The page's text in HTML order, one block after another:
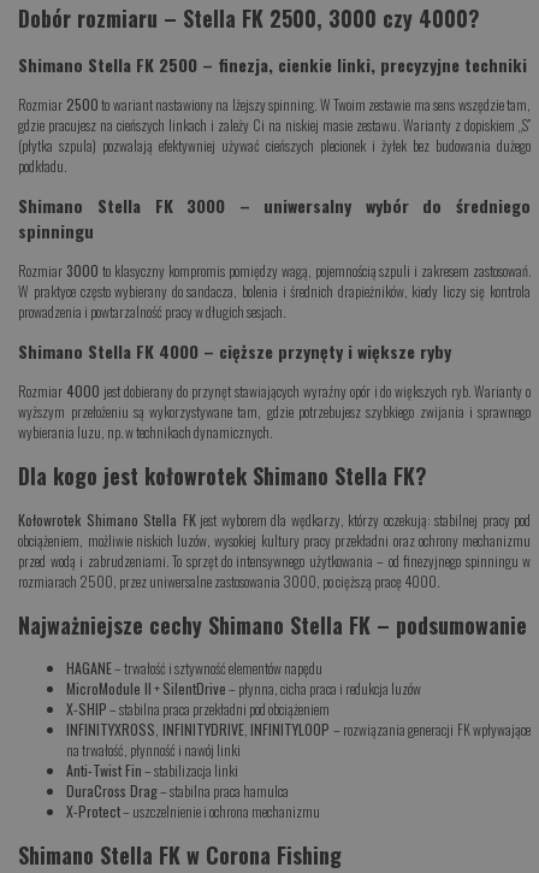
Dobór rozmiaru – Stella FK 2500, 3000 czy 4000?
Shimano Stella FK 2500 – finezja, cienkie linki, precyzyjne techniki
Rozmiar 2500to wariant nastawiony na lżejszy spinning. W Twoim zestawie ma sens wszędzie tam,
gdzie pracujesz na cieńszych linkach i zależy Ci na niskiej masie zestawu. Warianty z dopiskiem „S”
(płytka szpula) pozwalają efektywniej używać cieńszych plecionek i żyłek bez budowania dużego
podkładu.
Shimano Stella FK 3000 – uniwersalny wybór do średniego
spinningu
Rozmiar 3000 to klasyczny kompromis pomiędzy wagą, pojemnością szpuli i zakresem zastosowań.
W praktyce często wybierany do sandacza, bolenia i średnich drapieżników, kiedy liczy się kontrola
prowadzenia i powtarzalność pracy w długich sesjach.
Shimano Stella FK 4000 – cięższe przynęty i większe ryby
Rozmiar 4000 jest dobierany do przynęt stawiających wyraźny opór i do większych ryb. Warianty o
wyższym przełożeniu są wykorzystywane tam, gdzie potrzebujesz szybkiego zwijania i sprawnego
wybierania luzu, np. w technikach dynamicznych.
Dla kogo jest kołowrotek Shimano Stella FK?
Kołowrotek Shimano Stella FKjest wyborem dla wędkarzy, którzy oczekują: stabilnej pracy pod
obciążeniem, możliwie niskich luzów, wysokiej kultury pracy przekładni oraz ochrony mechanizmu
przed wodą i zabrudzeniami. To sprzęt do intensywnego użytkowania – od finezyjnego spinningu w
rozmiarach 2500, przez uniwersalne zastosowania 3000, po cięższą pracę 4000.
Najważniejsze cechy Shimano Stella FK – podsumowanie
HAGANE– trwałość i sztywność elementów napędu
MicroModule II+SilentDrive– płynna, cicha praca i redukcja luzów
X-SHIP– stabilna praca przekładni pod obciążeniem
INFINITYXROSS, INFINITYDRIVE, INFINITYLOOP – rozwiązania generacji FK wpływające
na trwałość, płynność i nawój linki
Anti-Twist Fin– stabilizacja linki
DuraCross Drag– stabilna praca hamulca
X-Protect– uszczelnienie i ochrona mechanizmu
Shimano Stella FK w Corona Fishing